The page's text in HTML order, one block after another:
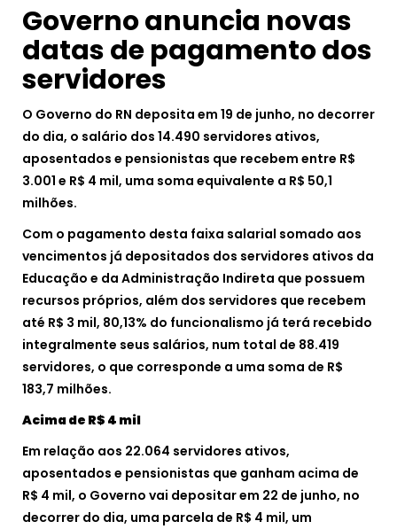
Governo anuncia novas
datas de pagamento dos
servidores
O Governo do RN deposita em 19 de junho, no decorrer
do dia, o salário dos 14.490 servidores ativos,
aposentados e pensionistas que recebem entre R$
3.001 e R$ 4 mil, uma soma equivalente a R$ 50,1
milhões.
Com o pagamento desta faixa salarial somado aos
vencimentos já depositados dos servidores ativos da
Educação e da Administração Indireta que possuem
recursos próprios, além dos servidores que recebem
até R$ 3 mil, 80,13% do funcionalismo já terá recebido
integralmente seus salários, num total de 88.419
servidores, o que corresponde a uma soma de R$
183,7 milhões.
Acima de R$ 4 mil
Em relação aos 22.064 servidores ativos,
aposentados e pensionistas que ganham acima de
R$ 4 mil, o Governo vai depositar em 22 de junho, no
decorrer do dia, uma parcela de R$ 4 mil, um